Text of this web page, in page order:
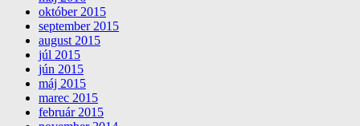
október 2015
september 2015
august 2015
júl 2015
jún 2015
máj 2015
marec 2015
február 2015